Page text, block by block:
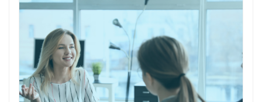
Votre nom
Votre e-mail